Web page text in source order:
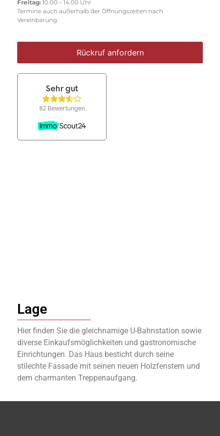
Freitag: 10.00 – 14.00 Uhr
Termine auch außerhalb der Öffnungszeiten nach
Vereinbarung
Rückruf anfordern
Lage
Hier finden Sie die gleichnamige U-Bahnstation sowie
diverse Einkaufsmöglichkeiten und gastronomische
Einrichtungen. Das Haus besticht durch seine
stilechte Fassade mit seinen neuen Holzfenstern und
dem charmanten Treppenaufgang.